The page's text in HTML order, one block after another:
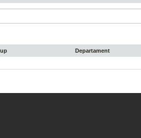
Departament